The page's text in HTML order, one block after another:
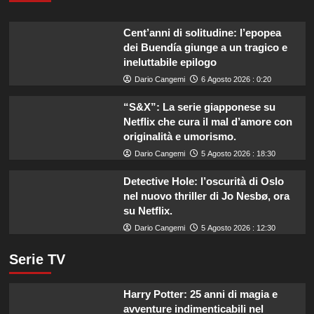
Cent’anni di solitudine: l’epopea
dei Buendía giunge a un tragico e
ineluttabile epilogo
Dario Cangemi 6 Agosto 2026 : 0:20
“S&X”: La serie giapponese su
Netflix che cura il mal d’amore con
originalità e umorismo.
Dario Cangemi 5 Agosto 2026 : 18:30
Detective Hole: l’oscurità di Oslo
nel nuovo thriller di Jo Nesbø, ora
su Netflix.
Dario Cangemi 5 Agosto 2026 : 12:30
Serie TV
Harry Potter: 25 anni di magia e
avventure indimenticabili nel